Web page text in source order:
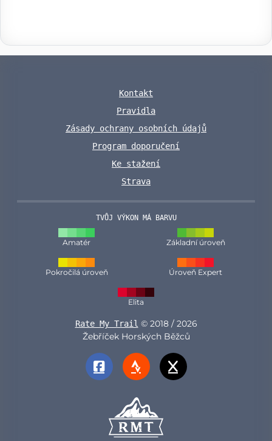
Kontakt
Pravidla
Zásady ochrany osobních údajů
Program doporučení
Ke stažení
Strava
TVŮJ VÝKON MÁ BARVU
Amatér Základní úroveň
Pokročilá úroveň Úroveň Expert
Elita
Rate My Trail © 2018 / 2026
Žebříček Horských Běžců